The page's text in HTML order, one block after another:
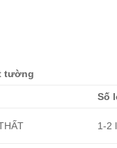
tường
Số
1-2